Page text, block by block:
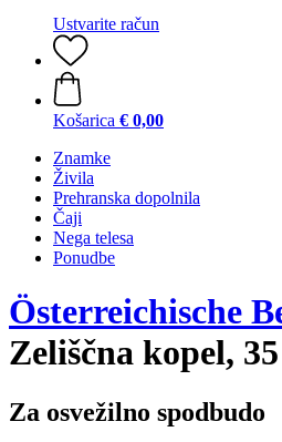
Ustvarite račun
Košarica € 0,00
Znamke
Živila
Prehranska dopolnila
Čaji
Nega telesa
Ponudbe
Österreichische
Zeliščna kopel,
Za osvežilno spodbudo